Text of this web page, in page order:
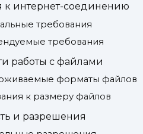
к интернет-соединению
требования
требования
работы с файлами
форматы файлов
к размеру файлов
и разрешения